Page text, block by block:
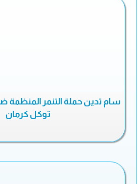
سام تدين حملة التنمر المنظمة
توكل كرمان